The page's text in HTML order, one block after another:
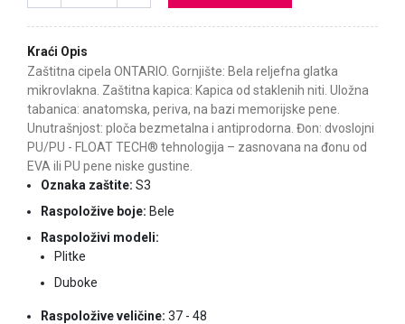
Kraći Opis
Zaštitna cipela ONTARIO. Gornjište: Bela reljefna glatka
mikrovlakna. Zaštitna kapica: Kapica od staklenih niti. Uložna
tabanica: anatomska, periva, na bazi memorijske pene.
Unutrašnjost: ploča bezmetalna i antiprodorna. Đon: dvoslojni
PU/PU - FLOAT TECH® tehnologija – zasnovana na đonu od
EVA ili PU pene niske gustine.
Oznaka zaštite: S3
Raspoložive boje: Bele
Raspoloživi modeli:
Plitke
Duboke
Raspoložive veličine: 37 - 48